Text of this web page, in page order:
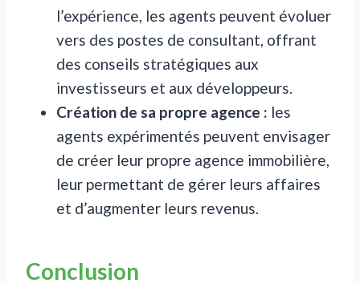
l’expérience, les agents peuvent évoluer
vers des postes de consultant, offrant
des conseils stratégiques aux
investisseurs et aux développeurs.
Création de sa propre agence : les
agents expérimentés peuvent envisager
de créer leur propre agence immobilière,
leur permettant de gérer leurs affaires
et d’augmenter leurs revenus.
Conclusion